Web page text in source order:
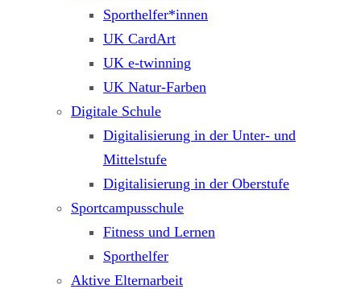
Sporthelfer*innen
UK CardArt
UK e-twinning
UK Natur-Farben
Digitale Schule
Digitalisierung in der Unter- und
Mittelstufe
Digitalisierung in der Oberstufe
Sportcampusschule
Fitness und Lernen
Sporthelfer
Aktive Elternarbeit